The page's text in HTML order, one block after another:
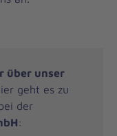
über unser
geht es zu
der
: